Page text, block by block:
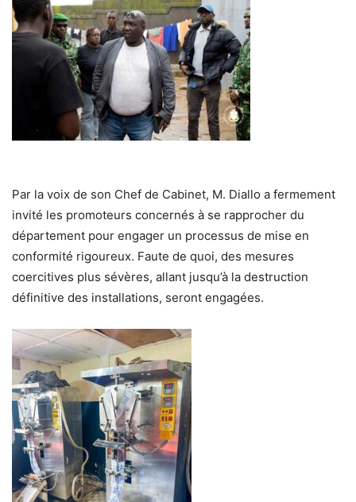
Par la voix de son Chef de Cabinet, M. Diallo a fermement
invité les promoteurs concernés à se rapprocher du
département pour engager un processus de mise en
conformité rigoureux. Faute de quoi, des mesures
coercitives plus sévères, allant jusqu’à la destruction
définitive des installations, seront engagées.